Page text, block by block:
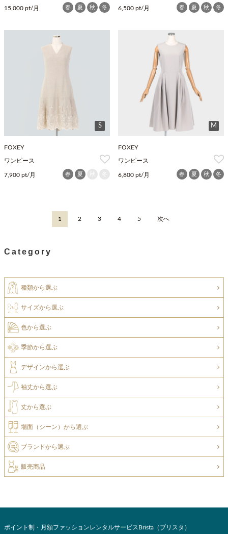
15,000 pt/月 春 夏 秋 冬 6,500 pt/月 春 夏 秋 冬
S
FOXEY
ワンピース
7,900 pt/月 春 夏
M
FOXEY
ワンピース
6,800 pt/月 春 夏 秋 冬
1 2 3 4 5 次へ
Category
種類から選ぶ
サイズから選ぶ
色から選ぶ
季節から選ぶ
デザインから選ぶ
袖丈から選ぶ
丈から選ぶ
場面（シーン）から選ぶ
ブランドから選ぶ
販売商品
ポイント制・月額ファッションレンタルサービスBrista（ブリスタ）